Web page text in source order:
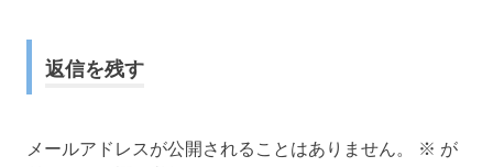
ナ
ゲ
返信を残す
メールアドレスが公開されることはありません。 ※ が